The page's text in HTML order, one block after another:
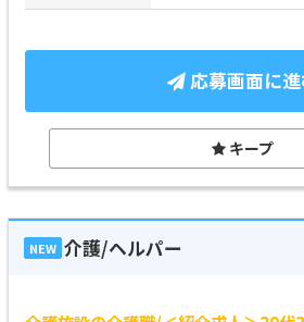
応募画面に
キープ
NEW 介護/ヘルパー